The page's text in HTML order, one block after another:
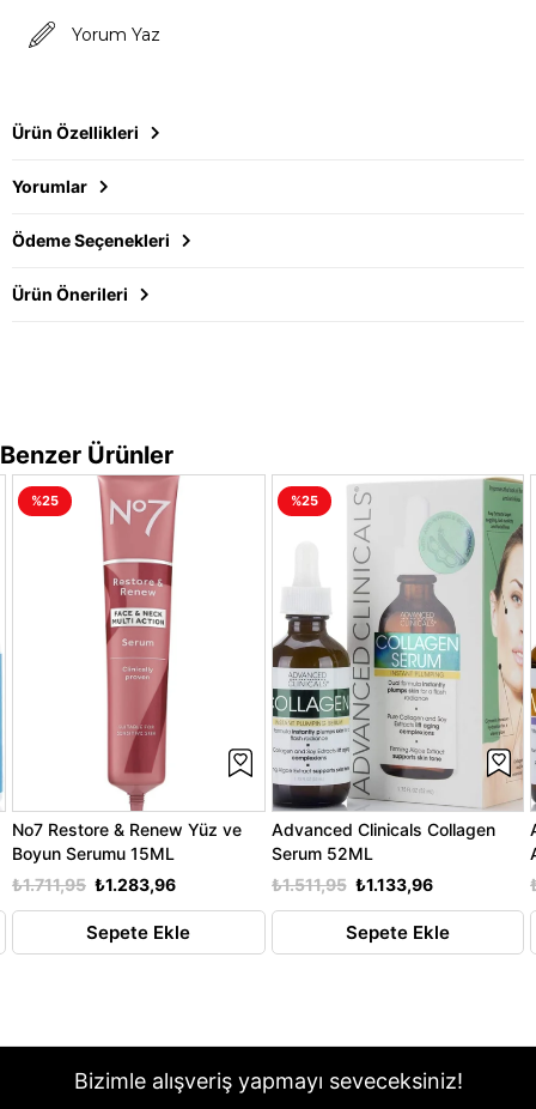
Yorum Yaz
Ürün Özellikleri
Yorumlar
Ödeme Seçenekleri
Ürün Önerileri
Benzer Ürünler
No7 Restore & Renew Yüz ve
Boyun Serumu 15ML
₺1.283,96
₺1.711,95
Sepete Ekle
%25
Advanced Clinicals Collagen
Serum 52ML
₺1.133,96
₺1.511,95
Sepete Ekle
%25
Bizimle alışveriş yapmayı seveceksiniz!